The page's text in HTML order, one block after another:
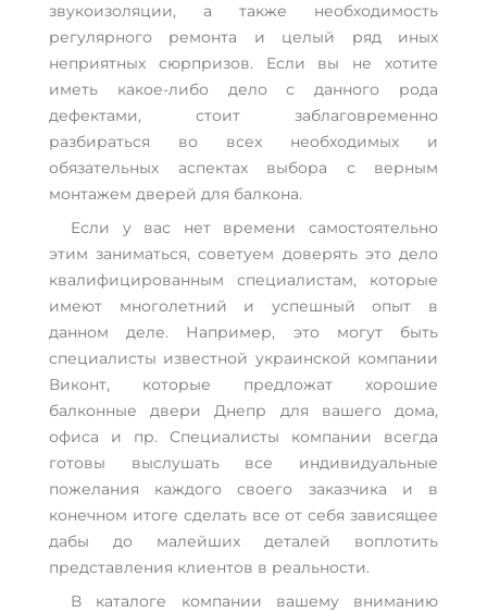
звукоизоляции, а также необходимость
регулярного ремонта и целый ряд иных
неприятных сюрпризов. Если вы не хотите
иметь какое-либо дело с данного рода
дефектами, стоит заблаговременно
разбираться во всех необходимых и
обязательных аспектах выбора с верным
монтажем дверей для балкона.
Если у вас нет времени самостоятельно
этим заниматься, советуем доверять это дело
квалифицированным специалистам, которые
имеют многолетний и успешный опыт в
данном деле. Например, это могут быть
специалисты известной украинской компании
Виконт, которые предложат хорошие
балконные двери Днепр для вашего дома,
офиса и пр. Специалисты компании всегда
готовы выслушать все индивидуальные
пожелания каждого своего заказчика и в
конечном итоге сделать все от себя зависящее
дабы до малейших деталей воплотить
представления клиентов в реальности.
В каталоге компании вашему вниманию